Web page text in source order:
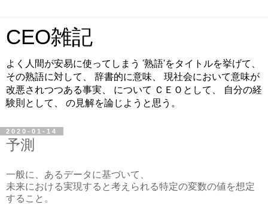
CEO雑記
よく人間が安易に使ってしまう '熟語'をタイトルを挙げて、
その熟語に対して、 辞書的に意味、 現社会において意味が
改悪されつつある事実、 について ＣＥＯとして、 自分の経
験則として、 の見解を論じようと思う。
2020-01-14
予測
一般に、あるデータに基づいて、
未来における実現すると考えられる特定の変数の値を想定
すること。